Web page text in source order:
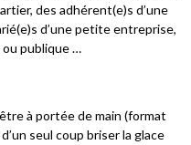
des adhérent(e)s d’une
d’une petite entreprise,
ou publique …
à portée de main (format
seul coup briser la glace